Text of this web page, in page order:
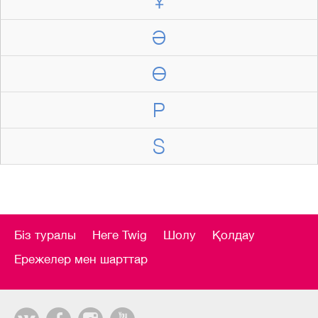
Ә
Ө
P
S
Біз туралы Неге Twig Шолу
Қолдау
Ережелер мен шарттар